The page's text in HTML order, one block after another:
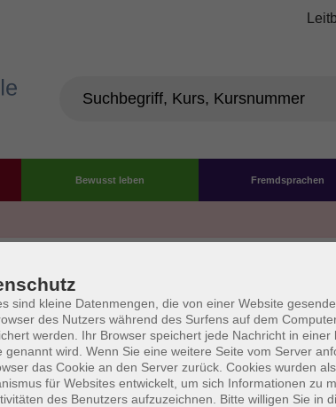
Bewusst leben Fremdsprachen
Die
der
AGB Datenschutzerklärung Impressum
sind kleine Datenmengen, die von einer Website
des Nutzers während des Surfens auf dem
werden. Ihr Browser speichert jede Nachricht in einer
genannt wird. Wenn Sie eine weitere Seite vom Server
das Cookie an den Server zurück. Cookies wurden
für Websites entwickelt, um sich Informationen zu
des Benutzers aufzuzeichnen. Bitte willigen Sie in